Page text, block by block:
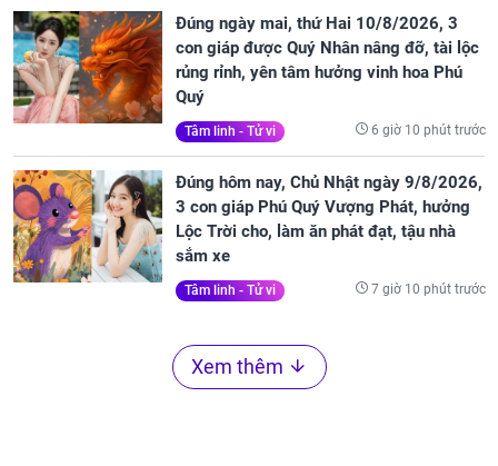
Đúng ngày mai, thứ Hai 10/8/2026, 3
con giáp được Quý Nhân nâng đỡ, tài lộc
rủng rỉnh, yên tâm hưởng vinh hoa Phú
Quý
Tâm linh - Tử vi 6 giờ 10 phút trước
Đúng hôm nay, Chủ Nhật ngày 9/8/2026,
3 con giáp Phú Quý Vượng Phát, hưởng
Lộc Trời cho, làm ăn phát đạt, tậu nhà
sắm xe
Tâm linh - Tử vi 7 giờ 10 phút trước
Xem thêm